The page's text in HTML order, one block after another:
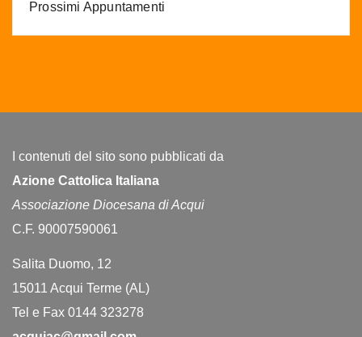
Prossimi Appuntamenti
I contenuti del sito sono pubblicati da
Azione Cattolica Italiana
Associazione Diocesana di Acqui
C.F. 90007590061
Salita Duomo, 12
15011 Acqui Terme (AL)
Tel e Fax 0144 323278